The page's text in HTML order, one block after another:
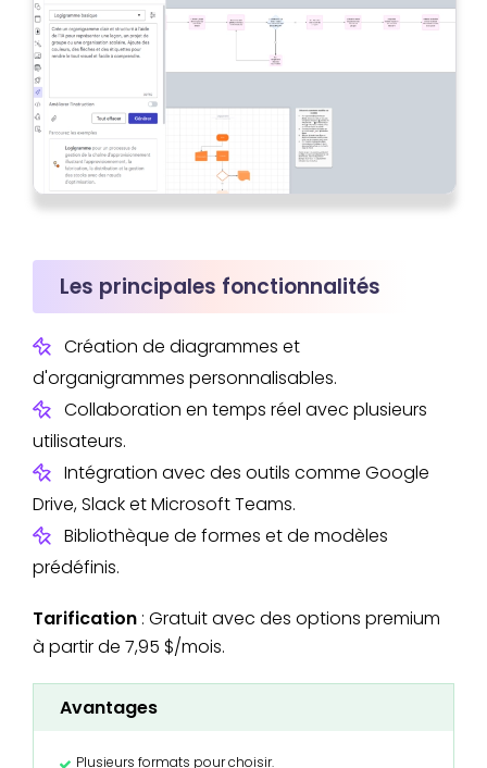
Les principales fonctionnalités
Création de diagrammes et
d'organigrammes personnalisables.
Collaboration en temps réel avec plusieurs
utilisateurs.
Intégration avec des outils comme Google
Drive, Slack et Microsoft Teams.
Bibliothèque de formes et de modèles
prédéfinis.
Tarification : Gratuit avec des options premium
à partir de 7,95 $/mois.
Avantages
Plusieurs formats pour choisir.